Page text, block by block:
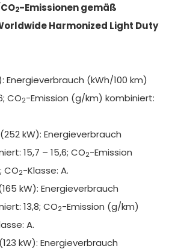
2-Emissionen gemäß
Harmonized Light Duty
Energieverbrauch (kWh/100 km)
CO2-Emission (g/km) kombiniert:
(252 kW): Energieverbrauch
15,7 – 15,6; CO2-Emission
CO2-Klasse: A.
kW): Energieverbrauch
13,8; CO2-Emission (g/km)
A.
kW): Energieverbrauch